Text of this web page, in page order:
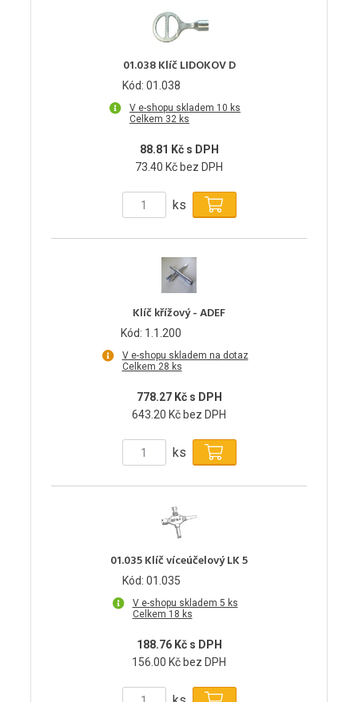
01.038 Klíč LIDOKOV D
Kód: 01.038
V e-shopu skladem 10 ks
Celkem 32 ks
88.81 Kč s DPH
73.40 Kč bez DPH
ks
Klíč křížový - ADEF
Kód: 1.1.200
V e-shopu skladem na dotaz
Celkem 28 ks
778.27 Kč s DPH
643.20 Kč bez DPH
ks
01.035 Klíč víceúčelový LK 5
Kód: 01.035
V e-shopu skladem 5 ks
Celkem 18 ks
188.76 Kč s DPH
156.00 Kč bez DPH